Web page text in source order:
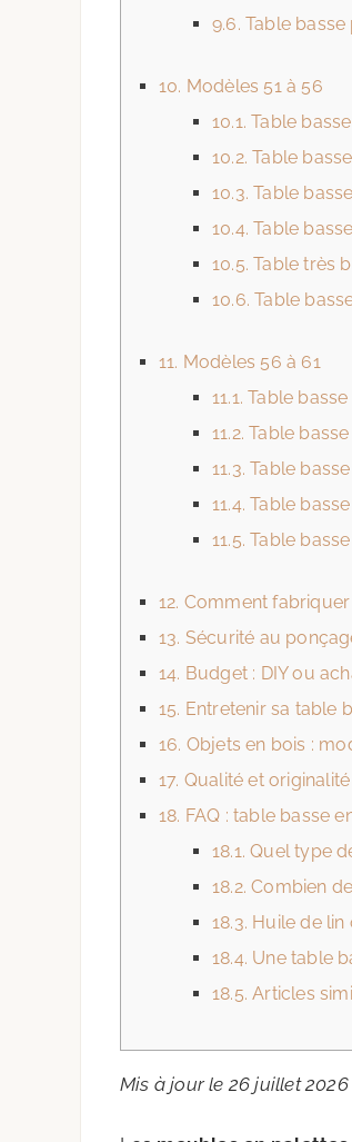
9.6. Table
10. Modèles 51 à 56
10.1. Table
10.2. Table
10.3. Table
10.4. Table
10.5. Table très
10.6. Table
11. Modèles 56 à 61
11.1. Table
11.2. Table
11.3. Table
11.4. Table
11.5. Table
12. Comment
13. Sécurité au
14. Budget : DIY ou
15. Entretenir sa table
16. Objets en bois :
17. Qualité et originalité
18. FAQ : table basse
18.1. Quel type
18.2. Combien
18.3. Huile de lin
18.4. Une table
18.5. Articles
Mis à jour le 26 juillet 2026